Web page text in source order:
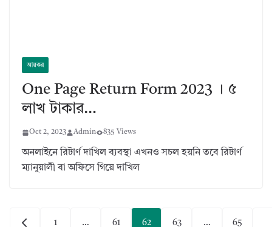
আয়কর
One Page Return Form 2023 । ৫
লাখ টাকার…
Oct 2, 2023 Admin 835 Views
অনলাইনে রিটার্ণ দাখিল ব্যবস্থা এখনও সচল হয়নি তবে রিটার্ণ
ম্যানুয়ালী বা অফিসে গিয়ে দাখিল
1 … 61 62 63 … 65